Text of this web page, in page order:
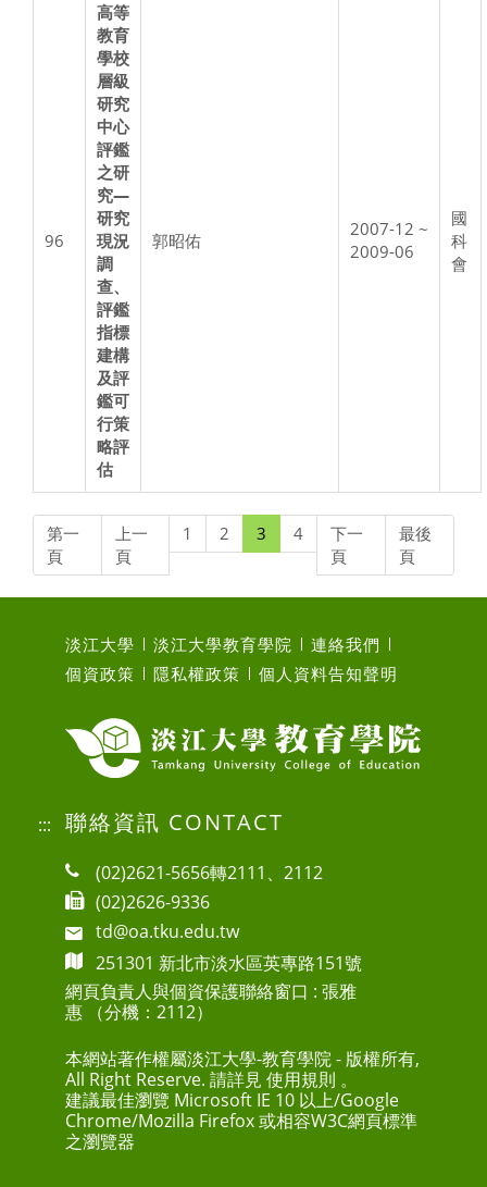
96
高等
教育
學校
層級
研究
中心
評鑑
之研
究—
研究
現況
調
查、
評鑑
指標
建構
及評
鑑可
行策
略評
估
郭昭佑
2007-12 ~
2009-06
國
科
會
第一
頁
上一
頁
1 2 3 4
下一
頁
最後
頁
淡江大學 淡江大學教育學院
連絡我們
個資政策
隱私權政策 個人資料告知聲明
::: 聯絡資訊 CONTACT
(02)2621-5656轉2111、2112
(02)2626-9336
td@oa.tku.edu.tw
251301 新北市淡水區英專路151號
網頁負責人與個資保護聯絡窗口 : 張雅
惠 （分機：2112）
本網站著作權屬淡江大學-教育學院 - 版權所有,
All Right Reserve. 請詳見 使用規則 。
建議最佳瀏覽 Microsoft IE 10 以上/Google
Chrome/Mozilla Firefox 或相容W3C網頁標準
之瀏覽器